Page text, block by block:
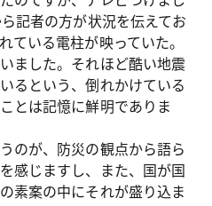
記者の方が状況を伝えてお
ている電柱が映っていた。
ました。それほど酷い地震
るという、倒れかけている
とは記憶に鮮明でありま
のが、防災の観点から語ら
感じますし、また、国が国
素案の中にそれが盛り込ま